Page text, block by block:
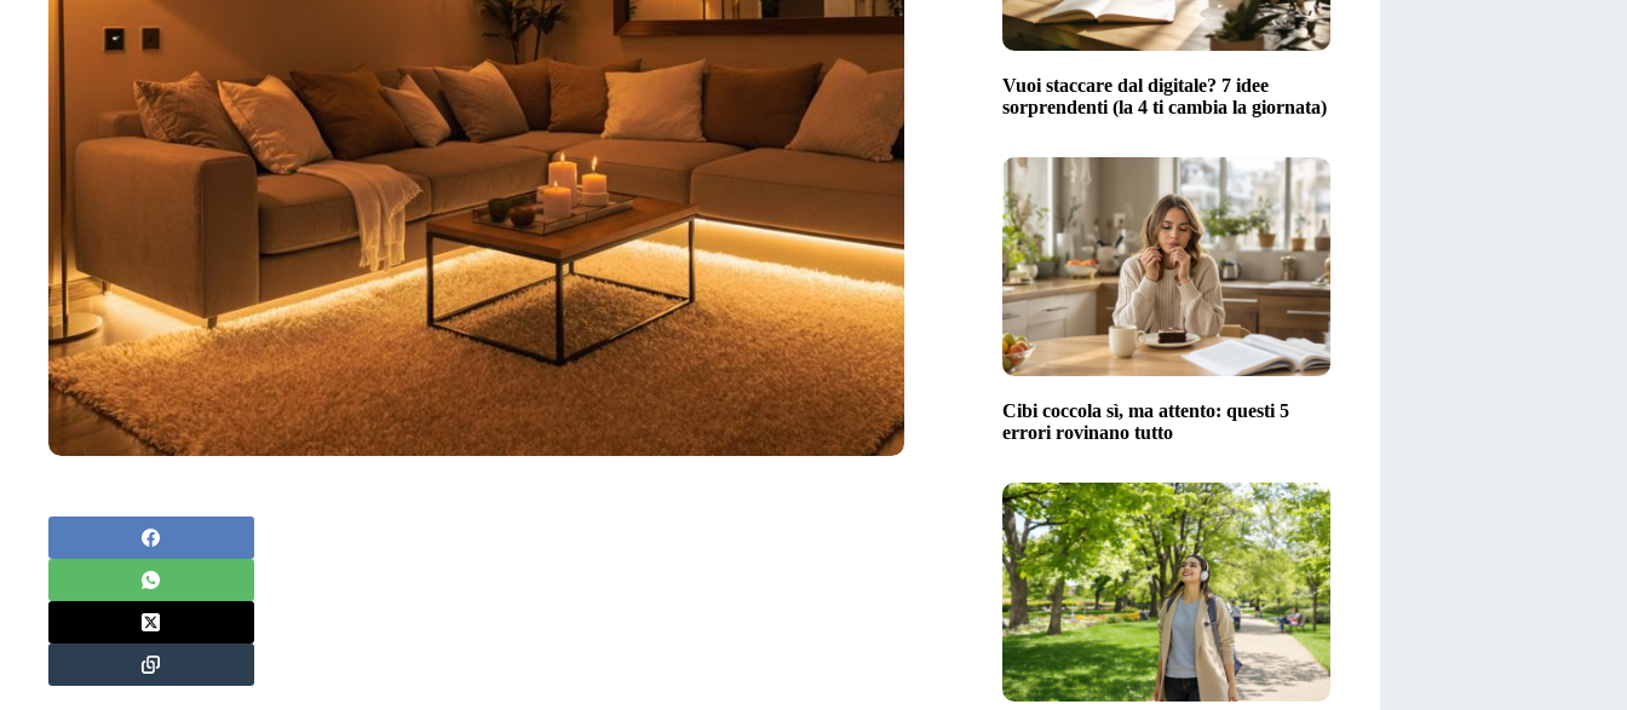
Vuoi staccare dal digitale? 7 idee
sorprendenti (la 4 ti cambia la giornata)
Cibi coccola sì, ma attento: questi 5
errori rovinano tutto